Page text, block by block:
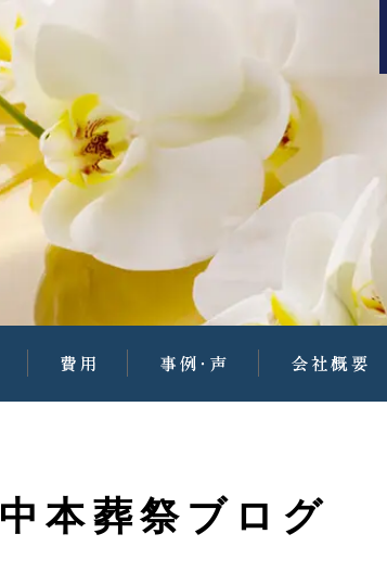
中本葬祭ブログ